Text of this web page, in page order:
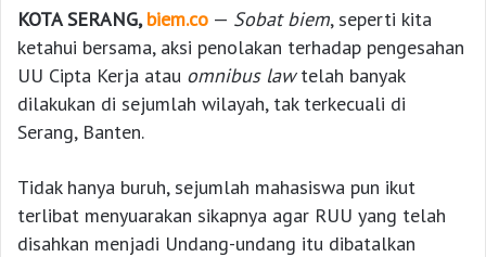
KOTA SERANG,biem.co — Sobat biem, seperti kita
ketahui bersama, aksi penolakan terhadap pengesahan
UU Cipta Kerja atau omnibus lawtelah banyak
dilakukan di sejumlah wilayah, tak terkecuali di
Serang, Banten.
Tidak hanya buruh, sejumlah mahasiswa pun ikut
terlibat menyuarakan sikapnya agar RUU yang telah
disahkan menjadi Undang-undang itu dibatalkan